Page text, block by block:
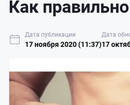
Как
Дата публикации
17 ноября 2020 (11:37)
Дата
17